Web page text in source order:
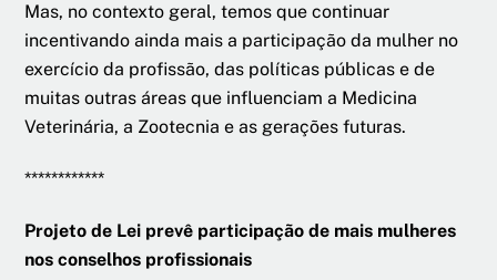
Mas, no contexto geral, temos que continuar
incentivando ainda mais a participação da mulher no
exercício da profissão, das políticas públicas e de
muitas outras áreas que influenciam a Medicina
Veterinária, a Zootecnia e as gerações futuras.
************
Projeto de Lei prevê participação de mais mulheres
nos conselhos profissionais